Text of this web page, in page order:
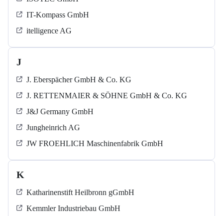
IT-Kompass GmbH
itelligence AG
J
J. Eberspächer GmbH & Co. KG
J. RETTENMAIER & SÖHNE GmbH & Co. KG
J&J Germany GmbH
Jungheinrich AG
JW FROEHLICH Maschinenfabrik GmbH
K
Katharinenstift Heilbronn gGmbH
Kemmler Industriebau GmbH